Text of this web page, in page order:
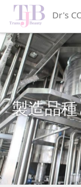
Dr's
製造品